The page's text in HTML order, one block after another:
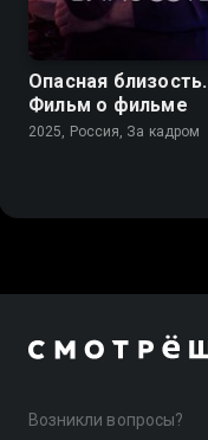
Опасная близость.
Фильм о фильме
2025, Россия, За кадром
Возникли вопросы?